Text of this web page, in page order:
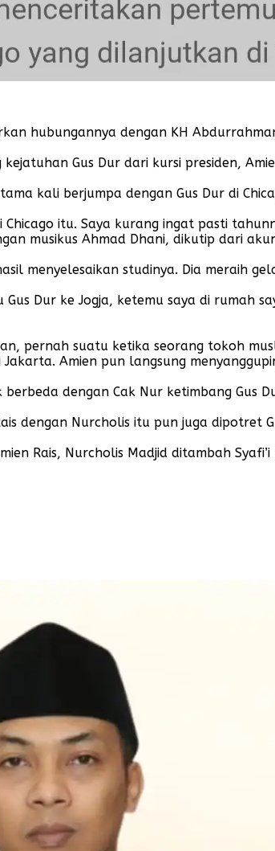
hubungannya dengan KH
kejatuhan Gus Dur dari kursi presiden,
kali berjumpa dengan Gus Dur di
itu. Saya kurang ingat pasti
musikus Ahmad Dhani, dikutip dari
menyelesaikan studinya. Dia meraih
Dur ke Jogja, ketemu saya di rumah
pernah suatu ketika seorang tokoh
Amien pun langsung
dengan Cak Nur ketimbang Gus
dengan Nurcholis itu pun juga dipotret
Rais, Nurcholis Madjid ditambah